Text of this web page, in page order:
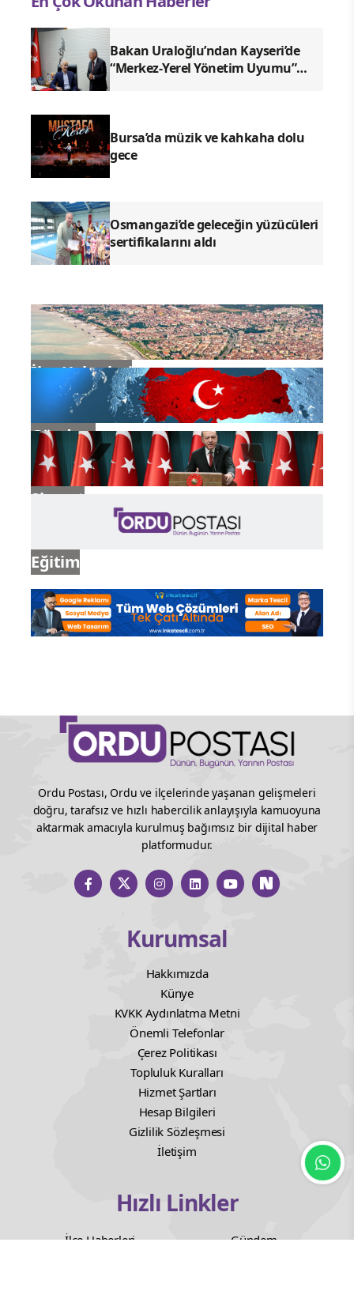
Bakan Uraloğlu’ndan Kayseri’de
“Merkez-Yerel Yönetim Uyumu”
Bursa’da müzik ve kahkaha dolu
gece
Osmangazi’de geleceğin yüzücüleri
sertifikalarını aldı
İlçe Haberleri
Gündem
Siyaset
Eğitim
Ordu Postası, Ordu ve ilçelerinde yaşanan gelişmeleri
doğru, tarafsız ve hızlı habercilik anlayışıyla kamuoyuna
aktarmak amacıyla kurulmuş bağımsız bir dijital haber
platformudur.
Kurumsal
Hakkımızda
Künye
KVKK Aydınlatma Metni
Önemli Telefonlar
Çerez Politikası
Topluluk Kuralları
Hizmet Şartları
Hesap Bilgileri
Gizlilik Sözleşmesi
İletişim
Hızlı Linkler
İlçe Haberleri
Gündem